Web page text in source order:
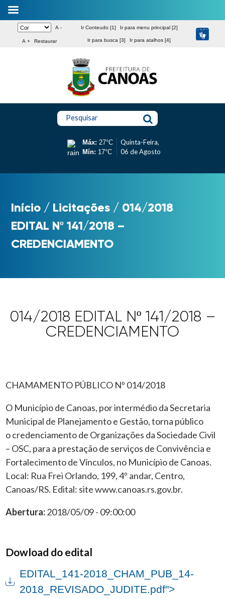
A -
A + Restaurar
Ir Conteudo [1] Ir para menu principal [2]
Ir para busca [3] Ir para atalhos [4]
Pesquisar
Máx: 27°C
Mín: 17°C
Quinta-Feira,
06 de Agosto
Início / Licitações / 014/2018
EDITAL Nº 141/2018 –
CREDENCIAMENTO
014/2018 EDITAL Nº 141/2018 –
CREDENCIAMENTO
CHAMAMENTO PÚBLICO Nº 014/2018
O Município de Canoas, por intermédio da Secretaria
Municipal de Planejamento e Gestão, torna público
o credenciamento de Organizações da Sociedade Civil
– OSC, para a prestação de serviços de Convivência e
Fortalecimento de Vínculos, no Município de Canoas.
Local: Rua Frei Orlando, 199, 4º andar, Centro,
Canoas/RS. Edital: site www.canoas.rs.gov.br.
Abertura:2018/05/09 - 09:00:00
Dowload do edital
EDITAL_141-2018_CHAM_PUB_14-
2018_REVISADO_JUDITE.pdf">